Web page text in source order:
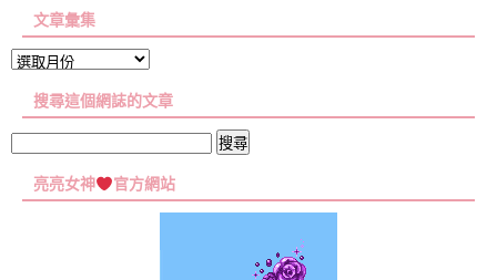
文章彙集
文
彙
搜尋這個網誌的文章
關
亮亮女神 官方網站